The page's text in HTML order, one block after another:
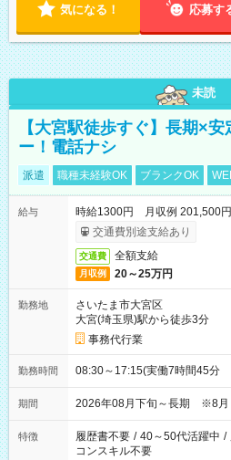
気になる！ 応募す
未読
【大宮駅徒歩すぐ】長期×
ー！電話ナシ
派遣 職種未経験OK ブランクOK
給与
時給1300円 月収例 201,500円
交通費別途支給あり
交通費 全額支給
月収例 20～25万円
勤務地
さいたま市大宮区
大宮(埼玉県)駅から徒歩3分
事務代行業
勤務時間 08:30～17:15(実働7時間45分
期間 2026年08月下旬～長期 ※8月
特徴 履歴書不要 / 40～50代活躍中 /
コンスキル不要